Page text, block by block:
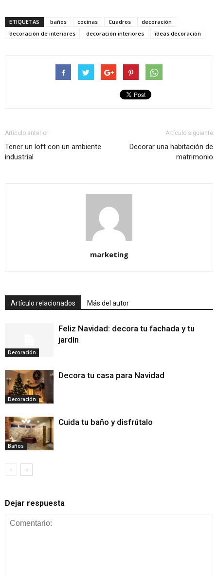
ETIQUETAS baños cocinas Cuadros
decoración
decoración de interiores
decoración interiores ideas decoración
Artículo anterior
Tener un loft con un ambiente
industrial
Artículo siguiente
Decorar una habitación de
matrimonio
marketing
Artículo relacionados Más del autor
Decoración
Feliz Navidad: decora tu fachada y tu
jardín
Decoración
Decora tu casa para Navidad
Baños
Cuida tu baño y disfrútalo
Dejar respuesta